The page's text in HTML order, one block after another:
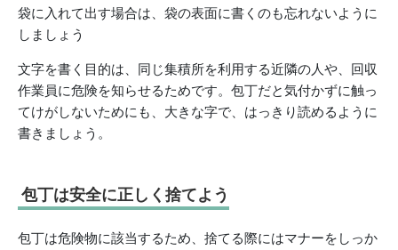
袋に入れて出す場合は、袋の表面に書くのも忘れないように
しましょう
文字を書く目的は、同じ集積所を利用する近隣の人や、回収
作業員に危険を知らせるためです。包丁だと気付かずに触っ
てけがしないためにも、大きな字で、はっきり読めるように
書きましょう。
包丁は安全に正しく捨てよう
包丁は危険物に該当するため、捨てる際にはマナーをしっか